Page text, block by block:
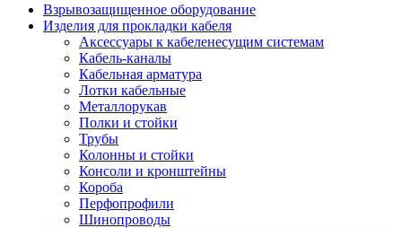
Взрывозащищенное оборудование
Изделия для прокладки кабеля
Аксессуары к кабеленесущим системам
Кабель-каналы
Кабельная арматура
Лотки кабельные
Металлорукав
Полки и стойки
Трубы
Колонны и стойки
Консоли и кронштейны
Короба
Перфопрофили
Шинопроводы